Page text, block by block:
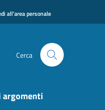
all'area personale
Cerca